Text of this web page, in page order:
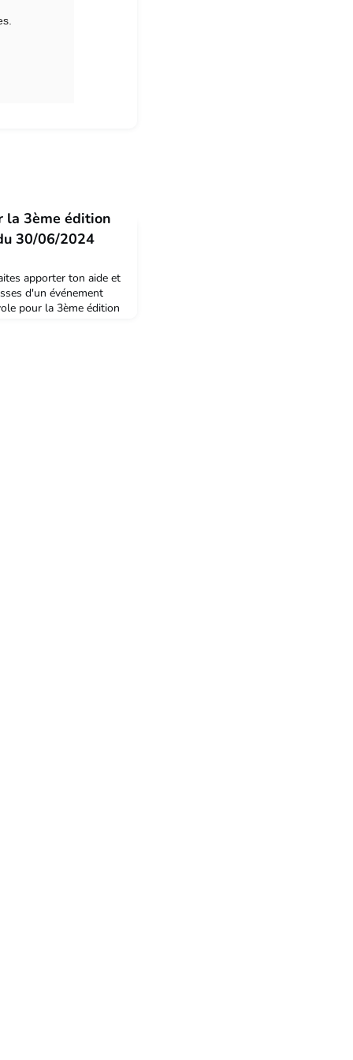
la 3ème édition
30/06/2024
apporter ton aide et
d'un événement
pour la 3ème édition